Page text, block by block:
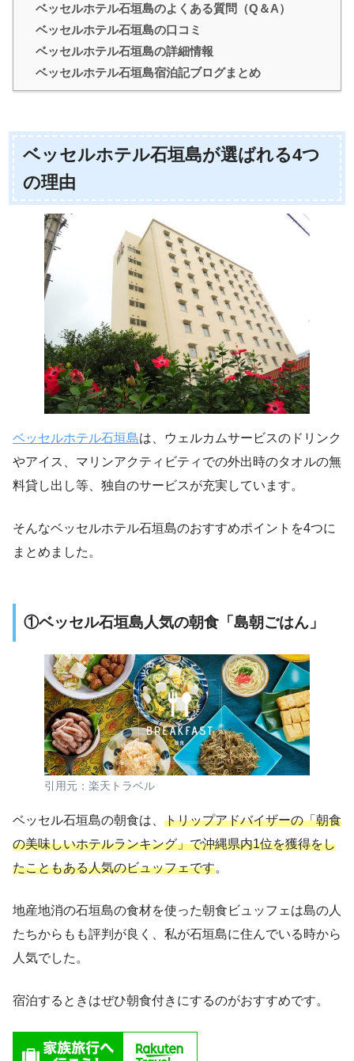
ベッセルホテル石垣島のよくある質問（Q＆A）
ベッセルホテル石垣島の口コミ
ベッセルホテル石垣島の詳細情報
ベッセルホテル石垣島宿泊記ブログまとめ
ベッセルホテル石垣島が選ばれる4つ
の理由
ベッセルホテル石垣島は、ウェルカムサービスのドリンク
やアイス、マリンアクティビティでの外出時のタオルの無
料貸し出し等、独自のサービスが充実しています。
そんなベッセルホテル石垣島のおすすめポイントを4つに
まとめました。
①ベッセル石垣島人気の朝食「島朝ごはん」
引用元：楽天トラベル
ベッセル石垣島の朝食は、 トリップアドバイザーの「朝食
の美味しいホテルランキング」で沖縄県内1位を獲得をし
たこともある人気のビュッフェです。
地産地消の石垣島の食材を使った朝食ビュッフェは島の人
たちからもも評判が良く、私が石垣島に住んでいる時から
人気でした。
宿泊するときはぜひ朝食付きにするのがおすすめです。